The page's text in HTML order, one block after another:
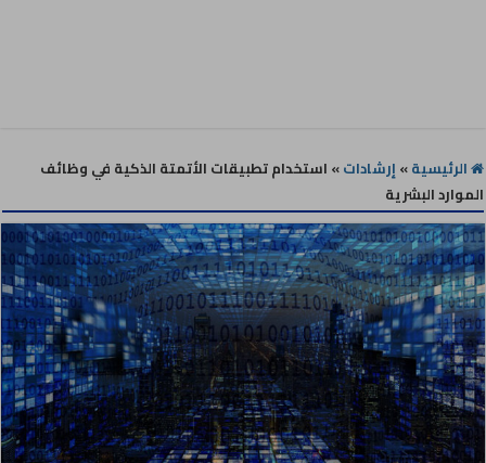
الرئيسية» إرشادات» استخدام تطبيقات الأتمتة الذكية في وظائف
الموارد البشرية